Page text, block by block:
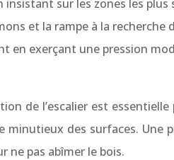
insistant sur les zones les plus
et la rampe à la
en exerçant une pression
de l’escalier est
minutieux des surfaces.
ne pas abîmer le bois.